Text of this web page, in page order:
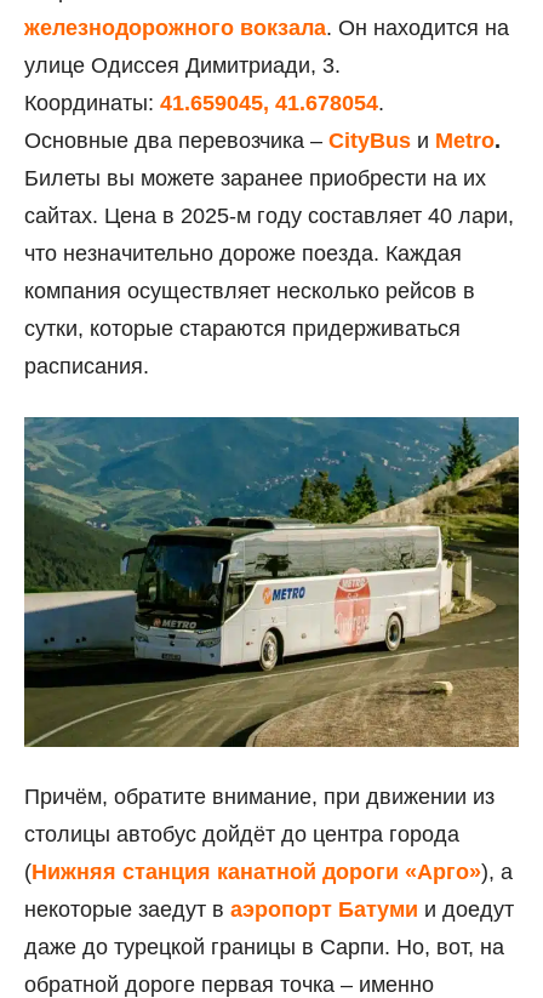
железнодорожного вокзала. Он находится на
улице Одиссея Димитриади, 3.
Координаты: 41.659045, 41.678054.
Основные два перевозчика – CityBus и Metro.
Билеты вы можете заранее приобрести на их
сайтах. Цена в 2025-м году составляет 40 лари,
что незначительно дороже поезда. Каждая
компания осуществляет несколько рейсов в
сутки, которые стараются придерживаться
расписания.
Причём, обратите внимание, при движении из
столицы автобус дойдёт до центра города
(Нижняя станция канатной дороги «Арго»), а
некоторые заедут в аэропорт Батуми и доедут
даже до турецкой границы в Сарпи. Но, вот, на
обратной дороге первая точка – именно